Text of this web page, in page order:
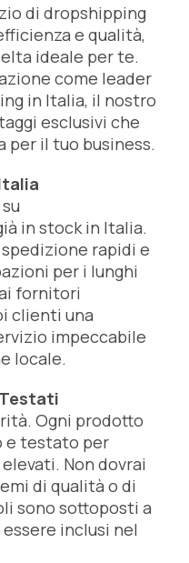
di dropshipping
e qualità,
ideale per te.
come leader
in Italia, il nostro
esclusivi che
per il tuo business.
in stock in Italia.
rapidi e
per i lunghi
fornitori
clienti una
impeccabile
locale.
Ogni prodotto
e testato per
Non dovrai
di qualità o di
sono sottoposti a
inclusi nel